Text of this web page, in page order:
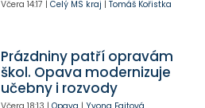
Včera 14:17 | Celý MS kraj | Tomáš Kořistka
Prázdniny patří opravám
škol. Opava modernizuje
učebny i rozvody